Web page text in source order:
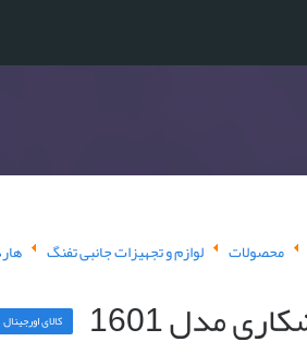
محصولات لوازم و تجهیزات جانبی تفنگ
مدل 1601 کالای اورجینال